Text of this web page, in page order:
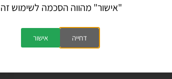
"אישור" מהווה הסכמה לשימוש
דחייה אישור